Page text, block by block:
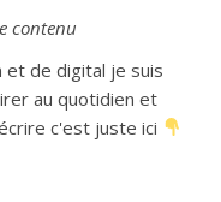
contenu
et de digital je suis
au quotidien et
c'est juste ici